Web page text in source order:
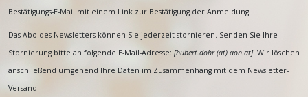
Bestätigungs-E-Mail mit einem Link zur Bestätigung der Anmeldung.
Das Abo des Newsletters können Sie jederzeit stornieren. Senden Sie Ihre
Stornierung bitte an folgende E-Mail-Adresse: [hubert.dohr (at) aon.at]. Wir löschen
anschließend umgehend Ihre Daten im Zusammenhang mit dem Newsletter-
Versand.